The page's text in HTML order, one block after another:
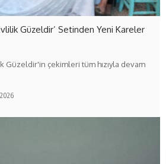
Güzeldir’ Setinden Yeni Kareler
Güzeldir'in çekimleri tüm hızıyla devam